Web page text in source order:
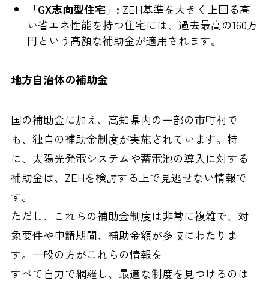
「GX志向型住宅」: ZEH基準を大きく上回る高
い省エネ性能を持つ住宅には、過去最高の160万
円という高額な補助金が適用されます。
地方自治体の補助金
国の補助金に加え、高知県内の一部の市町村で
も、独自の補助金制度が実施されています。特
に、太陽光発電システムや蓄電池の導入に対する
補助金は、ZEHを検討する上で見逃せない情報で
す。
ただし、これらの補助金制度は非常に複雑で、対
象要件や申請期間、補助金額が多岐にわたりま
す。一般の方がこれらの情報を
すべて自力で網羅し、最適な制度を見つけるのは